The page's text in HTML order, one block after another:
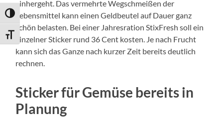
Umschalten auf hohe Kontraste
Schrift vergrößern
einhergeht. Das vermehrte Wegschmeißen der
Lebensmittel kann einen Geldbeutel auf Dauer ganz
schön belasten. Bei einer Jahresration StixFresh soll ein
einzelner Sticker rund 36 Cent kosten. Je nach Frucht
kann sich das Ganze nach kurzer Zeit bereits deutlich
rechnen.
Sticker für Gemüse bereits in
Planung